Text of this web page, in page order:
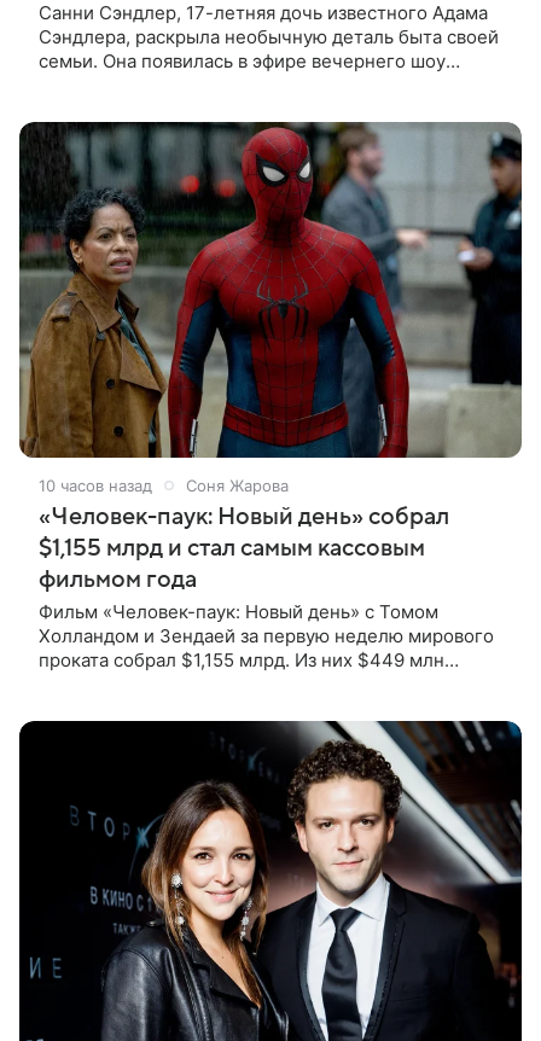
Санни Сэндлер, 17-летняя дочь известного Адама
Сэндлера, раскрыла необычную деталь быта своей
семьи. Она появилась в эфире вечернего шоу
10 часов назад Соня Жарова
«Человек-паук: Новый день» собрал
$1,155 млрд и стал самым кассовым
фильмом года
Фильм «Человек-паук: Новый день» с Томом
Холландом и Зендаей за первую неделю мирового
проката собрал $1,155 млрд. Из них $449 млн